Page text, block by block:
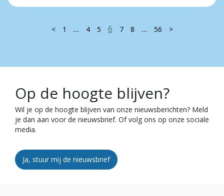
< 1 … 4 5 6 7 8 … 56 >
Op de hoogte blijven?
Wil je op de hoogte blijven van onze nieuwsberichten? Meld
je dan aan voor de nieuwsbrief. Of volg ons op onze sociale
media.
Ja, stuur mij de nieuwsbrief